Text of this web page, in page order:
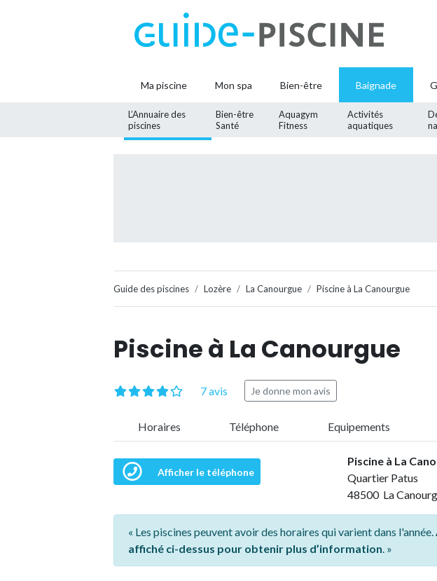
Ma piscine Mon spa Bien-être Baignade
L’Annuaire des
piscines
Bien-être
Santé
Aquagym
Fitness
Activités
aquatiques
Guide des piscines Lozère La Canourgue Piscine à La Canourgue
Piscine à La Canourgue
7 avis Je donne mon avis
Horaires Téléphone Equipements
Afficher le téléphone
Piscine à La
Quartier Patus
48500 La
« Les piscines peuvent avoir des horaires qui varient dans l'année.
affiché ci-dessus pour obtenir plus d’information. »